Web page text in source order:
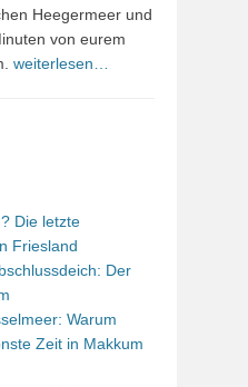
Heegermeer und
von eurem
weiterlesen…
Die letzte
Friesland
Der
Warum
Zeit in Makkum